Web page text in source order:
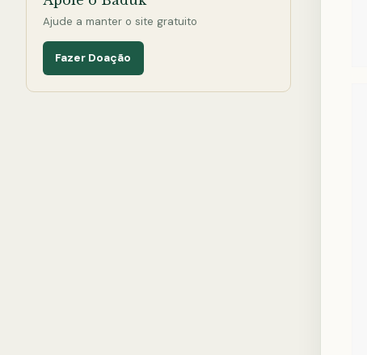
Ajude a manter o site gratuito
Fazer Doação